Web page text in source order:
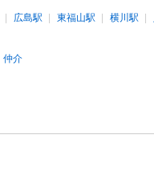
広島駅 東福山駅 横川駅
仲介